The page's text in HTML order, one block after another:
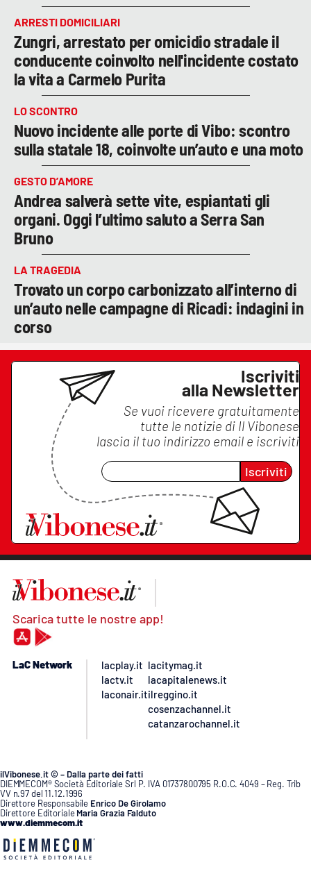
ARRESTI DOMICILIARI
Zungri, arrestato per omicidio stradale il
conducente coinvolto nell'incidente costato
la vita a Carmelo Purita
LO SCONTRO
Nuovo incidente alle porte di Vibo: scontro
sulla statale 18, coinvolte un’auto e una moto
GESTO D’AMORE
Andrea salverà sette vite, espiantati gli
organi. Oggi l’ultimo saluto a Serra San
Bruno
LA TRAGEDIA
Trovato un corpo carbonizzato all’interno di
un’auto nelle campagne di Ricadi: indagini in
corso
Iscriviti
alla Newsletter
Se vuoi ricevere gratuitamente
tutte le notizie di Il Vibonese
lascia il tuo indirizzo email e iscriviti
Iscriviti
Scarica tutte le nostre app!
LaC Network
lacplay.it
lactv.it
laconair.it
lacitymag.it
lacapitalenews.it
ilreggino.it
cosenzachannel.it
catanzarochannel.it
ilVibonese.it © – Dalla parte dei fatti
DIEMMECOM® Società Editoriale Srl P. IVA 01737800795 R.O.C. 4049 – Reg. Trib
VV n.97 del 11.12.1996
Direttore Responsabile Enrico De Girolamo
Direttore Editoriale Maria Grazia Falduto
www.diemmecom.it